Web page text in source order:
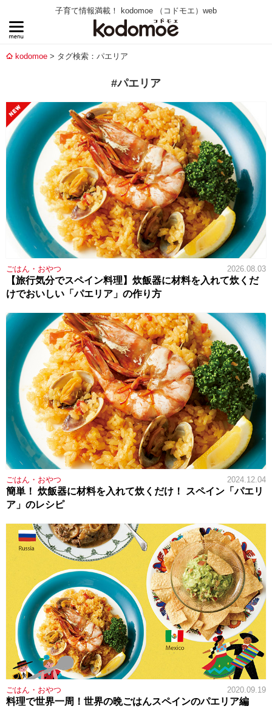
子育て情報満載！ kodomoe （コドモエ）web
kodomoe タグ検索：パエリア
#パエリア
ごはん・おやつ 2026.08.03
【旅行気分でスペイン料理】炊飯器に材料を入れて炊くだ
けでおいしい「パエリア」の作り方
ごはん・おやつ 2024.12.04
簡単！ 炊飯器に材料を入れて炊くだけ！ スペイン「パエリ
ア」のレシピ
ごはん・おやつ 2020.09.19
料理で世界一周！世界の晩ごはんスペインのパエリア編